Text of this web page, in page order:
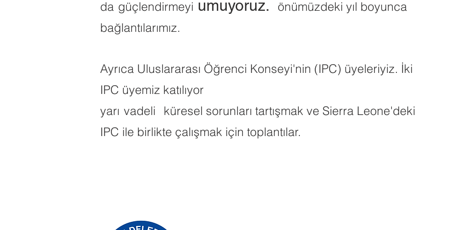
da güçlendirmeyi umuyoruz.
önümüzdeki yıl boyunca
bağlantılarımız.
Ayrıca Uluslararası Öğrenci Konseyi'nin (IPC) üyeleriyiz. İki
IPC üyemiz katılıyor
yarı vadeli
küresel sorunları tartışmak ve Sierra Leone'deki
IPC ile birlikte çalışmak için toplantılar.